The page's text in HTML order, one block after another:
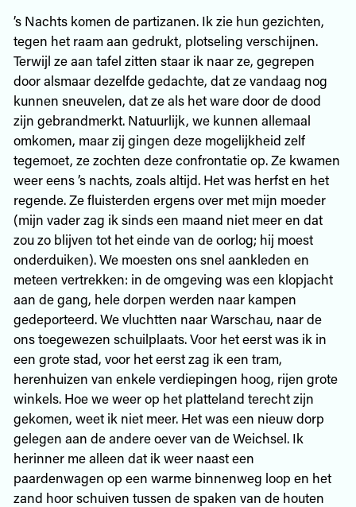
’s Nachts komen de partizanen. Ik zie hun gezichten,
tegen het raam aan gedrukt, plotseling verschijnen.
Terwijl ze aan tafel zitten staar ik naar ze, gegrepen
door alsmaar dezelfde gedachte, dat ze vandaag nog
kunnen sneuvelen, dat ze als het ware door de dood
zijn gebrandmerkt. Natuurlijk, we kunnen allemaal
omkomen, maar zij gingen deze mogelijkheid zelf
tegemoet, ze zochten deze confrontatie op. Ze kwamen
weer eens ’s nachts, zoals altijd. Het was herfst en het
regende. Ze fluisterden ergens over met mijn moeder
(mijn vader zag ik sinds een maand niet meer en dat
zou zo blijven tot het einde van de oorlog; hij moest
onderduiken). We moesten ons snel aankleden en
meteen vertrekken: in de omgeving was een klopjacht
aan de gang, hele dorpen werden naar kampen
gedeporteerd. We vluchtten naar Warschau, naar de
ons toegewezen schuilplaats. Voor het eerst was ik in
een grote stad, voor het eerst zag ik een tram,
herenhuizen van enkele verdiepingen hoog, rijen grote
winkels. Hoe we weer op het platteland terecht zijn
gekomen, weet ik niet meer. Het was een nieuw dorp
gelegen aan de andere oever van de Weichsel. Ik
herinner me alleen dat ik weer naast een
paardenwagen op een warme binnenweg loop en het
zand hoor schuiven tussen de spaken van de houten